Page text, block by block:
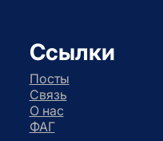
Ссылки
Посты
Связь
О нас
ФАГ